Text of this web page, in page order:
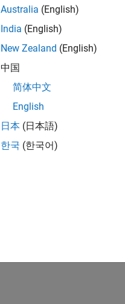
Australia (English)
India (English)
New Zealand (English)
中国
简体中文
English
日本 (日本語)
한국 (한국어)